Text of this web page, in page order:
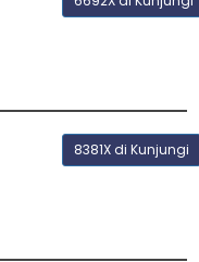
8381X di Kunjungi